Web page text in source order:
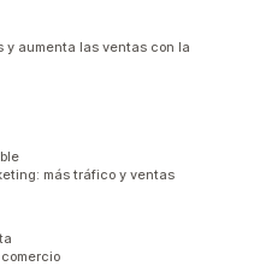
y aumenta las ventas con la
más tráfico y ventas